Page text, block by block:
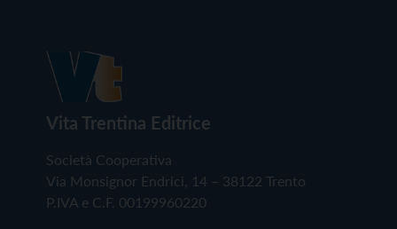
Vita Trentina Editrice
Società Cooperativa
Via Monsignor Endrici, 14 – 38122 Trento
P.IVA e C.F. 00199960220